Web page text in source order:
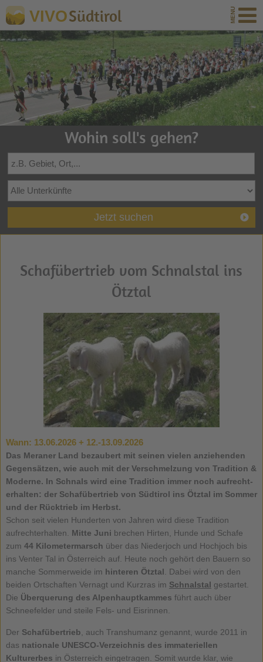
VIVOSüdtirol
Wohin soll's gehen?
Jetzt suchen
Schafübertrieb vom Schnalstal ins
Ötztal
Wann: 13.06.2026 + 12.-13.09.2026
Das Meraner Land bezaubert mit seinen vielen anziehenden
Gegensätzen, wie auch mit der Verschmelzung von Tradition &
Moderne. In Schnals wird eine Tradition immer noch aufrecht-
erhalten: der Schafübertrieb von Südtirol ins Ötztal im Sommer
und der Rücktrieb im Herbst.
Schon seit vielen Hunderten von Jahren wird diese Tradition
aufrechterhalten. Mitte Juni brechen Hirten, Hunde und Schafe
zum 44 Kilometermarsch über das Niederjoch und Hochjoch bis
ins Venter Tal in Österreich auf. Heute noch gehört den Bauern so
manche Sommerweide im hinteren Ötztal . Dabei wird von den
beiden Ortschaften Vernagt und Kurzras im Schnalstal gestartet.
Die Überquerung des Alpenhauptkammes führt auch über
Schneefelder und steile Fels- und Eisrinnen.
Der Schafübertrieb , auch Transhumanz genannt, wurde 2011 in
das nationale UNESCO-Verzeichnis des immateriellen
Kulturerbes in Österreich eingetragen. Somit wurde klar, wie